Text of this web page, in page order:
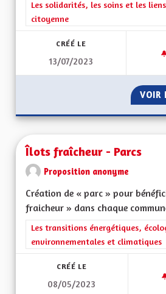
Filtrer les résultats de la
Les solidarités, les soins et les
citoyenne
CRÉÉ LE
13/07/2023
VOIR
Îlots fraîcheur - Parcs
Proposition anonyme
Création de « parc » pour
fraicheur » dans chaque
Filtrer les résultats de la
Les transitions énergétiques,
environnementales et climatiques
CRÉÉ LE
08/05/2023